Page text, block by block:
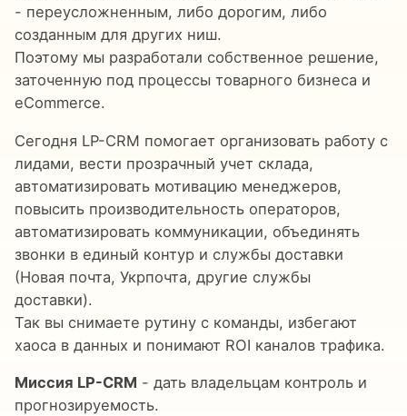
- переусложненным, либо дорогим, либо
созданным для других ниш.
Поэтому мы разработали собственное решение,
заточенную под процессы товарного бизнеса и
eCommerce.
Сегодня LP-CRM помогает организовать работу с
лидами, вести прозрачный учет склада,
автоматизировать мотивацию менеджеров,
повысить производительность операторов,
автоматизировать коммуникации, объединять
звонки в единый контур и службы доставки
(Новая почта, Укрпочта, другие службы
доставки).
Так вы снимаете рутину с команды, избегают
хаоса в данных и понимают ROI каналов трафика.
Миссия LP-CRM - дать владельцам контроль и
прогнозируемость.